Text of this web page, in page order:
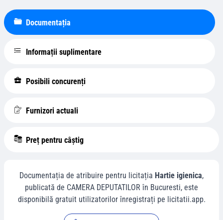
Documentația
Informații suplimentare
Posibili concurenți
Furnizori actuali
Preț pentru câștig
Documentația de atribuire pentru licitația Hartie igienica,
publicată de CAMERA DEPUTATILOR în Bucuresti, este
disponibilă gratuit utilizatorilor înregistrați pe licitatii.app.